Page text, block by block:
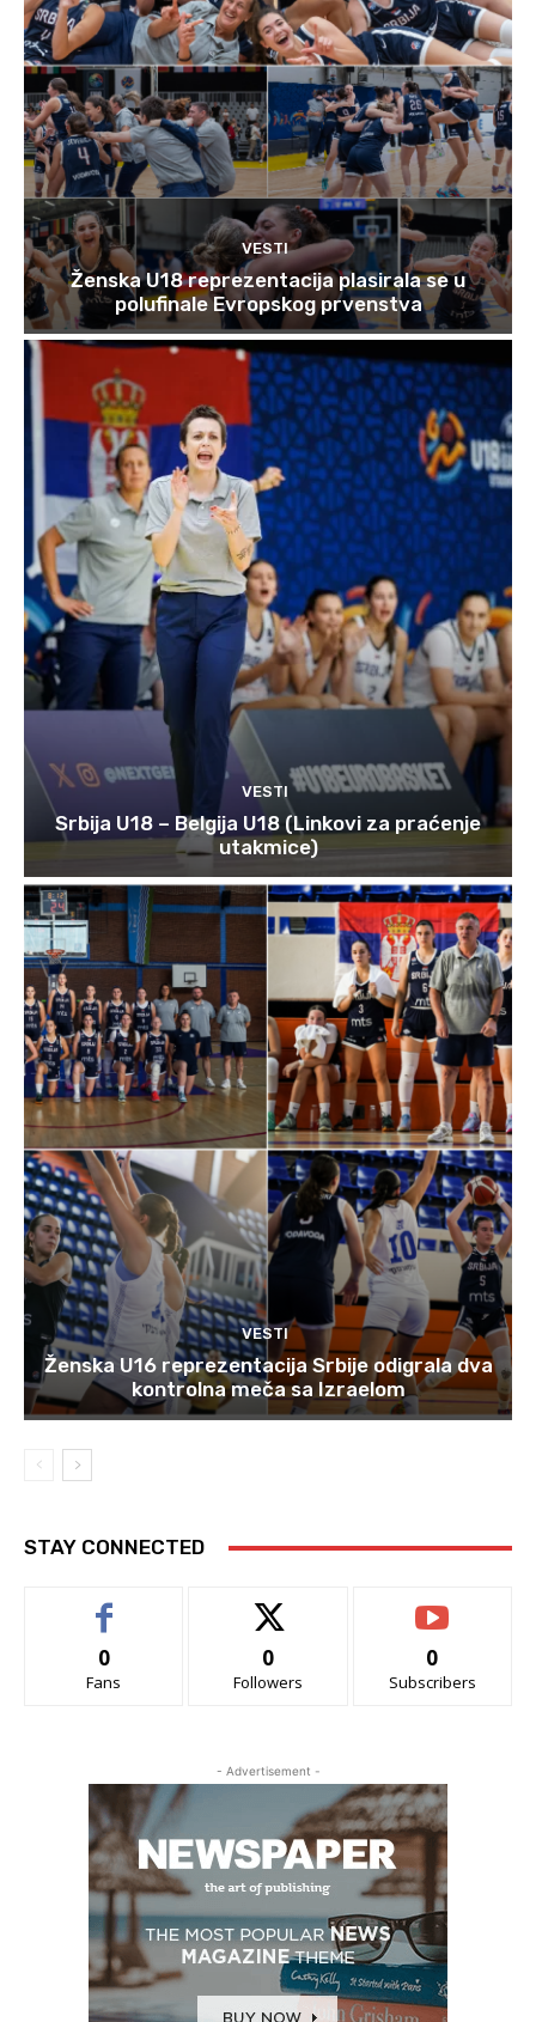
VESTI
Ženska U18 reprezentacija plasirala se u
polufinale Evropskog prvenstva
VESTI
Srbija U18 – Belgija U18 (Linkovi za praćenje
utakmice)
VESTI
Ženska U16 reprezentacija Srbije odigrala dva
kontrolna meča sa Izraelom
STAY CONNECTED
0
Fans
0
Followers
0
Subscribers
- Advertisement -